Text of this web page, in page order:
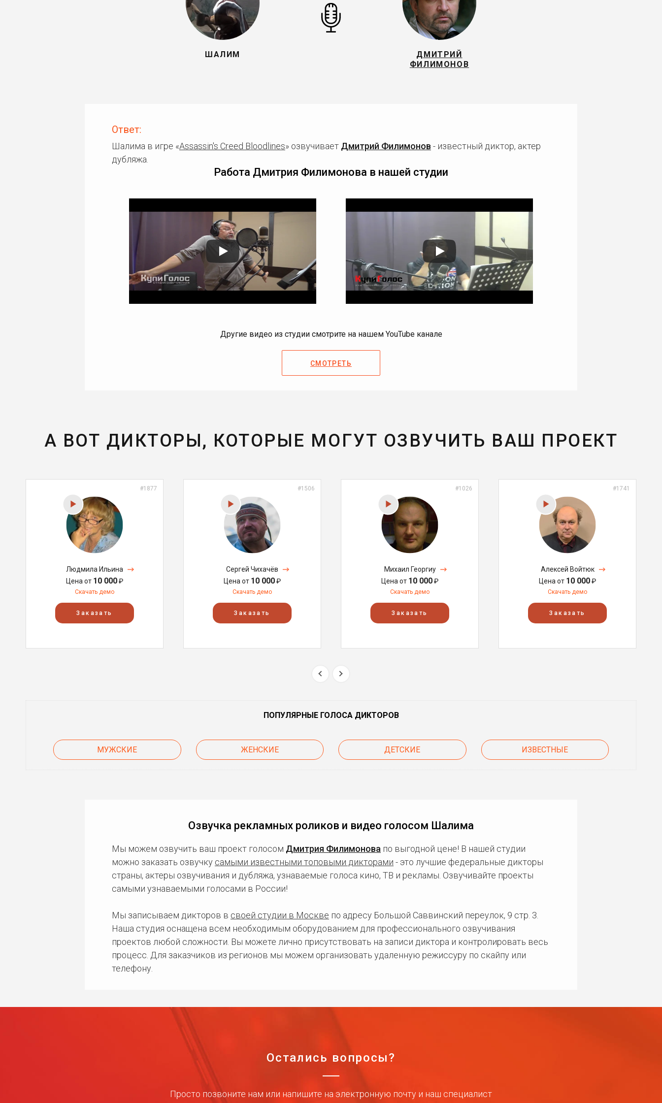
ШАЛИМ
ДМИТРИЙ
ФИЛИМОНОВ
Ответ:
Шалима в игре «Assassin's Creed Bloodlines» озвучивает Дмитрий Филимонов - известный диктор, актер
дубляжа.
Работа Дмитрия Филимонова в нашей студии
Другие видео из студии смотрите на нашем YouTube канале
СМОТРЕТЬ
А ВОТ ДИКТОРЫ, КОТОРЫЕ МОГУТ ОЗВУЧИТЬ ВАШ ПРОЕКТ
#1877
Людмила Ильина
Цена от 10 000₽
Скачать демо
Заказать
#1506
Сергей Чихачёв
Цена от 10 000₽
Скачать демо
Заказать
#1026
Михаил Георгиу
Цена от 10 000₽
Скачать демо
Заказать
#1741
Алексей Войтюк
Цена от 10 000₽
Скачать демо
Заказать
ПОПУЛЯРНЫЕ ГОЛОСА ДИКТОРОВ
МУЖСКИЕ ЖЕНСКИЕ ДЕТСКИЕ ИЗВЕСТНЫЕ
Озвучка рекламных роликов и видео голосом Шалима
Мы можем озвучить ваш проект голосом Дмитрия Филимонова по выгодной цене! В нашей студии
можно заказать озвучку самыми известными топовыми дикторами - это лучшие федеральные дикторы
страны, актеры озвучивания и дубляжа, узнаваемые голоса кино, ТВ и рекламы. Озвучивайте проекты
самыми узнаваемыми голосами в России!
Мы записываем дикторов в своей студии в Москве по адресу Большой Саввинский переулок, 9 стр. 3.
Наша студия оснащена всем необходимым оборудованием для профессионального озвучивания
проектов любой сложности. Вы можете лично присутствовать на записи диктора и контролировать весь
процесс. Для заказчиков из регионов мы можем организовать удаленную режиссуру по скайпу или
телефону.
Остались вопросы?
Просто позвоните нам или напишите на электронную почту и наш специалист